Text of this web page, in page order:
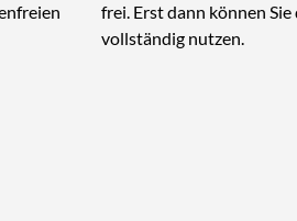
frei. Erst dann können
vollständig nutzen.